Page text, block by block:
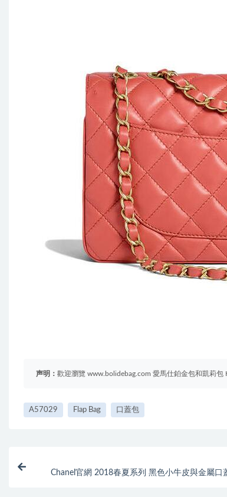
声明： 歡迎瀏覽 www.bolidebag.com 愛馬仕鉑金包和凱莉包
A57029 Flap Bag 口蓋包
Chanel官網 2018春夏系列 黑色小牛皮與金屬口